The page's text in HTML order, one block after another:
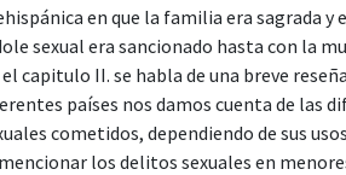
en que la familia era sagrada
sexual era sancionado hasta con la
el capitulo II. se habla de una breve
países nos damos cuenta de las
cometidos, dependiendo de sus
los delitos sexuales en